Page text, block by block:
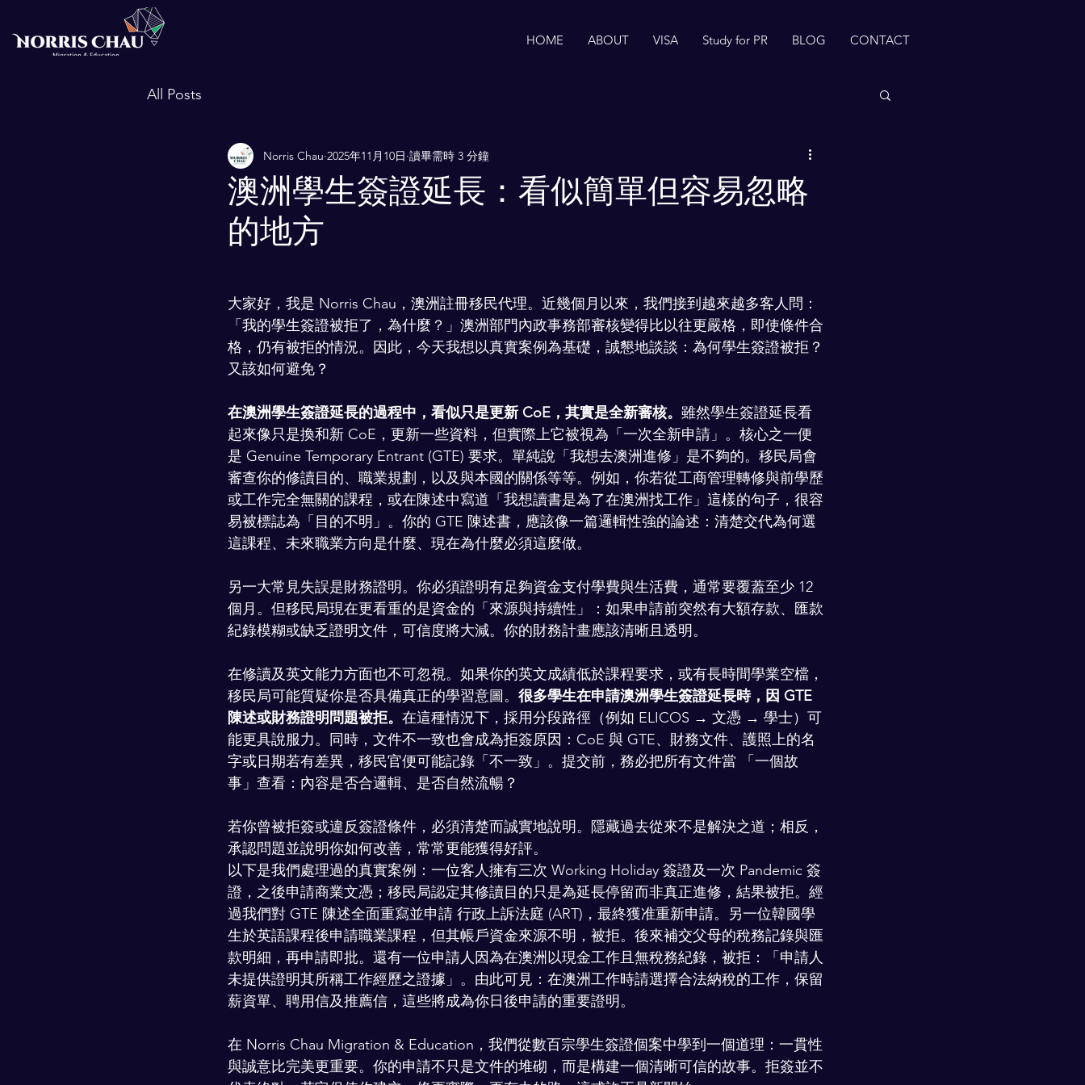
HOME ABOUT VISA Study for PR BLOG CONTACT
All Posts
澳洲學生簽證延長：看似簡單但容易忽略
的地方
Norris Chau 2025年11月10日 讀畢需時 3 分鐘
大家好，我是 Norris Chau，澳洲註冊移民代理。近幾個月以來，我們接到越來越多客人問：
「我的學生簽證被拒了，為什麼？」澳洲部門內政事務部審核變得比以往更嚴格，即使條件合
格，仍有被拒的情況。因此，今天我想以真實案例為基礎，誠懇地談談：為何學生簽證被拒？
又該如何避免？
在澳洲學生簽證延長的過程中，看似只是更新 CoE，其實是全新審核。 雖然學生簽證延長看
起來像只是換和新 CoE，更新一些資料，但實際上它被視為「一次全新申請」。核心之一便
是 Genuine Temporary Entrant (GTE) 要求。單純說「我想去澳洲進修」是不夠的。移民局會
審查你的修讀目的、職業規劃，以及與本國的關係等等。例如，你若從工商管理轉修與前學歷
或工作完全無關的課程，或在陳述中寫道「我想讀書是為了在澳洲找工作」這樣的句子，很容
易被標誌為「目的不明」。你的 GTE 陳述書，應該像一篇邏輯性強的論述：清楚交代為何選
這課程、未來職業方向是什麼、現在為什麼必須這麼做。
另一大常見失誤是財務證明。你必須證明有足夠資金支付學費與生活費，通常要覆蓋至少 12
個月。但移民局現在更看重的是資金的「來源與持續性」：如果申請前突然有大額存款、匯款
紀錄模糊或缺乏證明文件，可信度將大減。你的財務計畫應該清晰且透明。
在修讀及英文能力方面也不可忽視。如果你的英文成績低於課程要求，或有長時間學業空檔，
移民局可能質疑你是否具備真正的學習意圖。 很多學生在申請澳洲學生簽證延長時，因 GTE
陳述或財務證明問題被拒。 在這種情況下，採用分段路徑（例如 ELICOS → 文憑 → 學士）可
能更具說服力。同時，文件不一致也會成為拒簽原因：CoE 與 GTE、財務文件、護照上的名
字或日期若有差異，移民官便可能記錄「不一致」。提交前，務必把所有文件當 「一個故
事」查看：內容是否合邏輯、是否自然流暢？
若你曾被拒簽或違反簽證條件，必須清楚而誠實地說明。隱藏過去從來不是解決之道；相反，
承認問題並說明你如何改善，常常更能獲得好評。
以下是我們處理過的真實案例：一位客人擁有三次 Working Holiday 簽證及一次 Pandemic 簽
證，之後申請商業文憑；移民局認定其修讀目的只是為延長停留而非真正進修，結果被拒。經
過我們對 GTE 陳述全面重寫並申請 行政上訴法庭 (ART)，最終獲准重新申請。另一位韓國學
生於英語課程後申請職業課程，但其帳戶資金來源不明，被拒。後來補交父母的稅務記錄與匯
款明細，再申請即批。還有一位申請人因為在澳洲以現金工作且無稅務紀錄，被拒：「申請人
未提供證明其所稱工作經歷之證據」。由此可見：在澳洲工作時請選擇合法納稅的工作，保留
薪資單、聘用信及推薦信，這些將成為你日後申請的重要證明。
在 Norris Chau Migration & Education，我們從數百宗學生簽證個案中學到一個道理：一貫性
與誠意比完美更重要。你的申請不只是文件的堆砌，而是構建一個清晰可信的故事。拒簽並不